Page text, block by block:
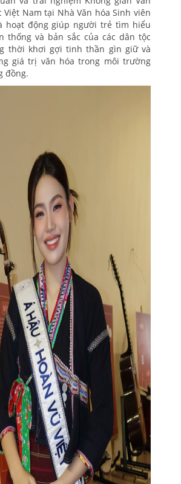
Việt Nam tại Nhà Văn hóa Sinh viên
hoạt động giúp người trẻ tìm hiểu
thống và bản sắc của các dân tộc
thời khơi gợi tinh thần gìn giữ và
giá trị văn hóa trong môi trường
đồng.